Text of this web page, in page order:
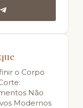
o Corpo
Não
Modernos